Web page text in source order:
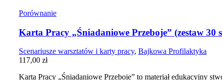
Porównanie
Karta Pracy „Śniadaniowe Przeboje” (zestaw 30
Scenariusze warsztatów i karty pracy, Bajkowa Profilaktyka
117,00 zł
Karta Pracy „Śniadaniowe Przeboje” to materiał edukacyjny